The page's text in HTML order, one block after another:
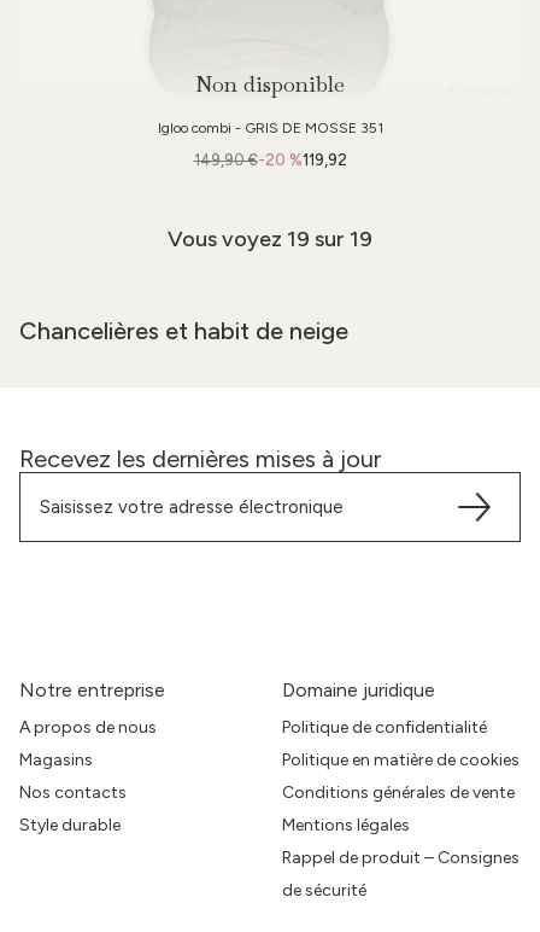
Non disponible
Igloo combi - GRIS DE MOSSE 351
-20 %
149,90 € 119,92
Vous voyez 19 sur 19
Chancelières et habit de neige
Recevez les dernières mises à jour
Notre entreprise
A propos de nous
Magasins
Nos contacts
Style durable
Domaine juridique
Politique de confidentialité
Politique en matière de cookies
Conditions générales de vente
Mentions légales
Rappel de produit – Consignes
de sécurité